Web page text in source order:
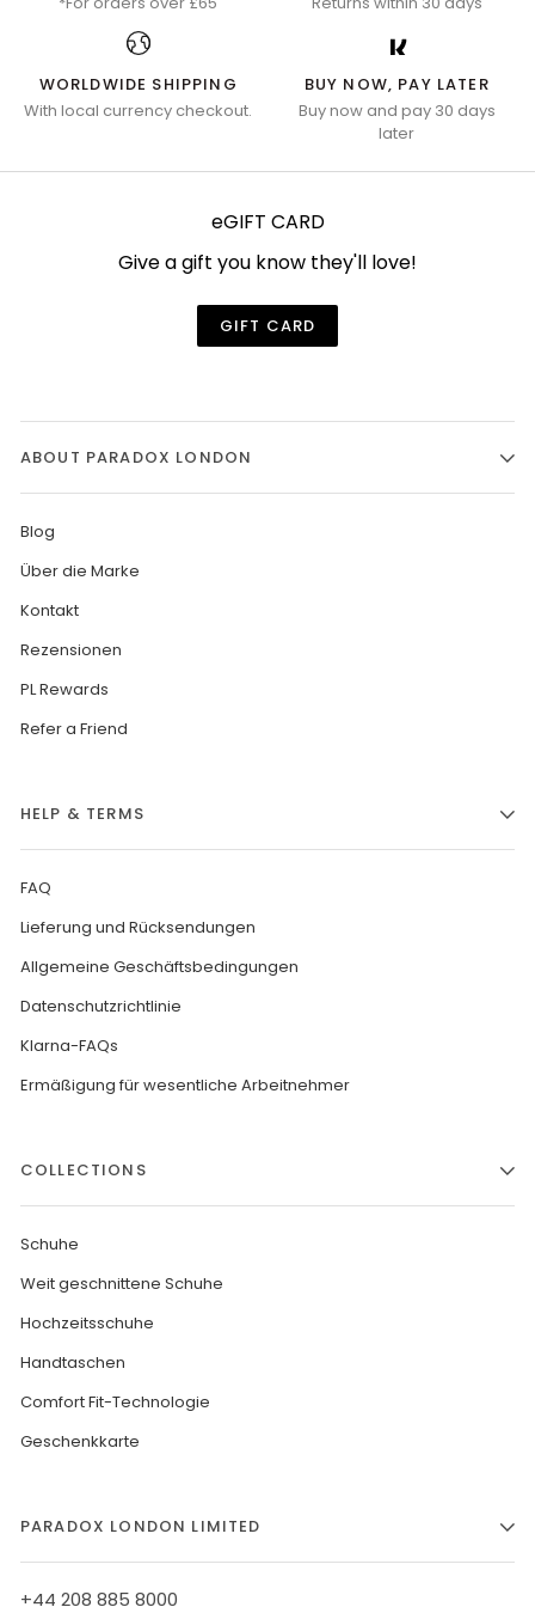
WORLDWIDE SHIPPING
With local currency checkout.
BUY NOW, PAY LATER
Buy now and pay 30 days
later
eGIFT CARD
Give a gift you know they'll love!
GIFT CARD
ABOUT PARADOX LONDON
Blog
Über die Marke
Kontakt
Rezensionen
PL Rewards
Refer a Friend
HELP & TERMS
FAQ
Lieferung und Rücksendungen
Allgemeine Geschäftsbedingungen
Datenschutzrichtlinie
Klarna-FAQs
Ermäßigung für wesentliche Arbeitnehmer
COLLECTIONS
Schuhe
Weit geschnittene Schuhe
Hochzeitsschuhe
Handtaschen
Comfort Fit-Technologie
Geschenkkarte
PARADOX LONDON LIMITED
+44 208 885 8000